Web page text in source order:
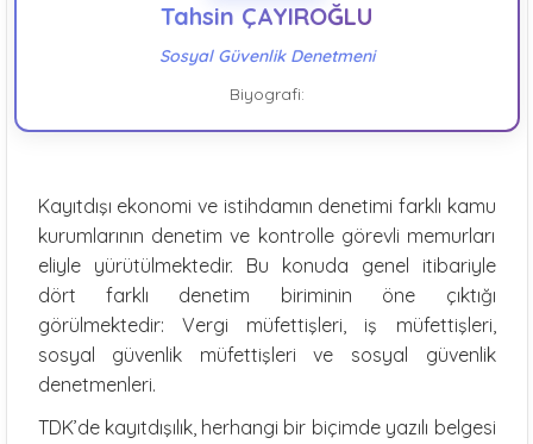
Tahsin ÇAYIROĞLU
Sosyal Güvenlik Denetmeni
Biyografi:
Kayıtdışı ekonomi ve istihdamın denetimi farklı kamu
kurumlarının denetim ve kontrolle görevli memurları
eliyle yürütülmektedir. Bu konuda genel itibariyle
dört farklı denetim biriminin öne çıktığı
görülmektedir: Vergi müfettişleri, iş müfettişleri,
sosyal güvenlik müfettişleri ve sosyal güvenlik
denetmenleri.
TDK’de kayıtdışılık, herhangi bir biçimde yazılı belgesi